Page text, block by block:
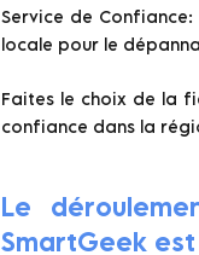
Service de
locale pour le
Faites le choix de la
confiance dans la
Le
SmartGeek